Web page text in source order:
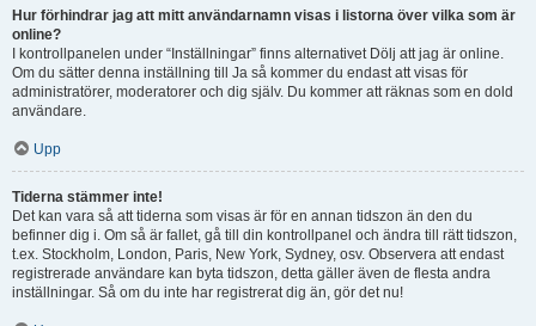
Hur förhindrar jag att mitt användarnamn visas i listorna över vilka som är
online?
I kontrollpanelen under “Inställningar” finns alternativet Dölj att jag är online.
Om du sätter denna inställning till Ja så kommer du endast att visas för
administratörer, moderatorer och dig själv. Du kommer att räknas som en dold
användare.
Upp
Tiderna stämmer inte!
Det kan vara så att tiderna som visas är för en annan tidszon än den du
befinner dig i. Om så är fallet, gå till din kontrollpanel och ändra till rätt tidszon,
t.ex. Stockholm, London, Paris, New York, Sydney, osv. Observera att endast
registrerade användare kan byta tidszon, detta gäller även de flesta andra
inställningar. Så om du inte har registrerat dig än, gör det nu!